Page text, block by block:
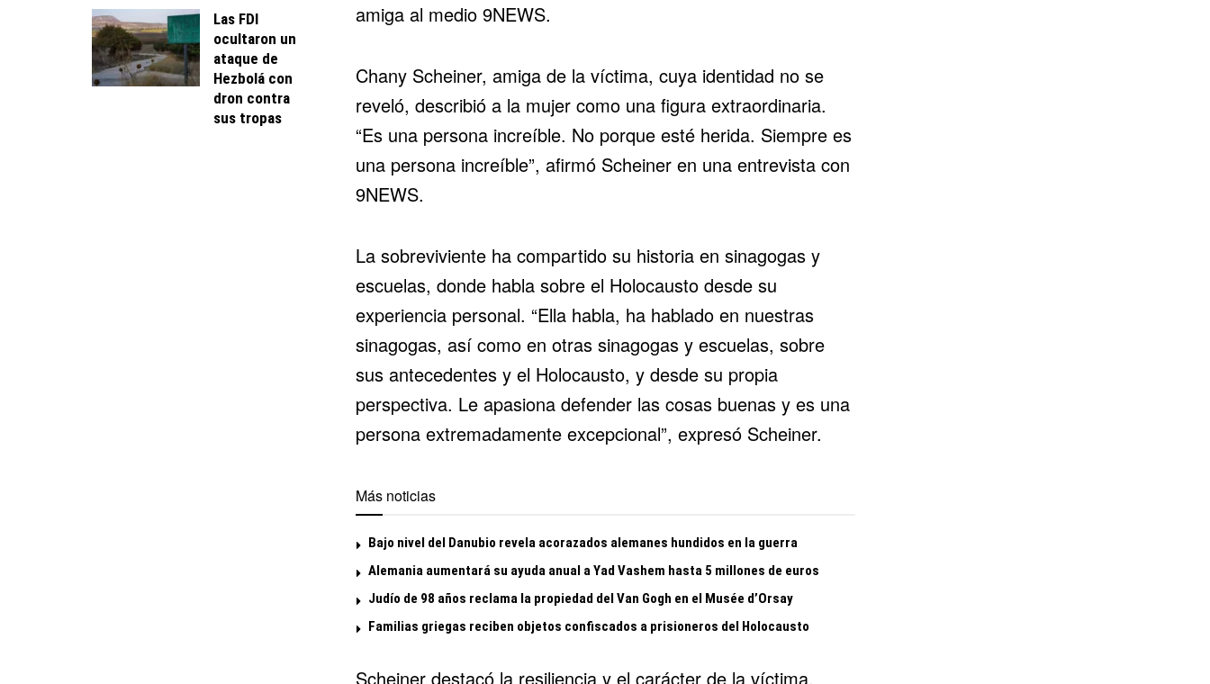
amiga al medio 9NEWS.
Chany Scheiner, amiga de la víctima, cuya identidad no se
reveló, describió a la mujer como una figura extraordinaria.
“Es una persona increíble. No porque esté herida. Siempre es
una persona increíble”, afirmó Scheiner en una entrevista con
9NEWS.
La sobreviviente ha compartido su historia en sinagogas y
escuelas, donde habla sobre el Holocausto desde su
experiencia personal. “Ella habla, ha hablado en nuestras
sinagogas, así como en otras sinagogas y escuelas, sobre
sus antecedentes y el Holocausto, y desde su propia
perspectiva. Le apasiona defender las cosas buenas y es una
persona extremadamente excepcional”, expresó Scheiner.
Más noticias
Bajo nivel del Danubio revela acorazados alemanes hundidos en la guerra
Alemania aumentará su ayuda anual a Yad Vashem hasta 5 millones de euros
Judío de 98 años reclama la propiedad del Van Gogh en el Musée d’Orsay
Familias griegas reciben objetos confiscados a prisioneros del Holocausto
Scheiner destacó la resiliencia y el carácter de la víctima.
Las FDI
ocultaron un
ataque de
Hezbolá con
dron contra
sus tropas